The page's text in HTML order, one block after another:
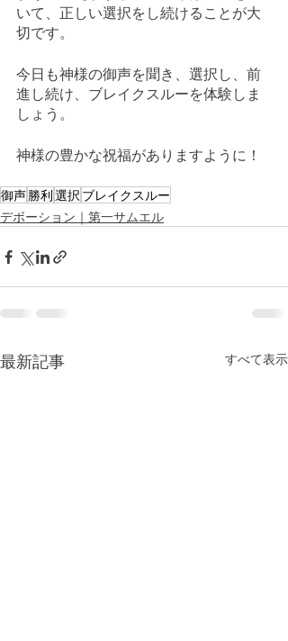
いて、正しい選択をし続けることが大
切です。
今日も神様の御声を聞き、選択し、前
進し続け、ブレイクスルーを体験しま
しょう。
神様の豊かな祝福がありますように！
御声勝利選択 ブレイクスルー
デボーション｜第一サムエル
最新記事 すべて表示